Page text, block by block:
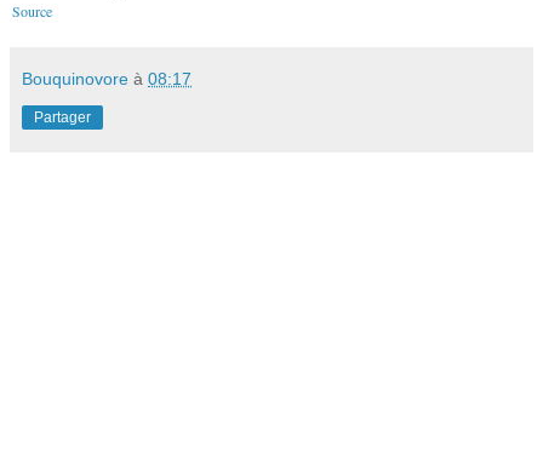
Source
Bouquinovore à 08:17
Partager